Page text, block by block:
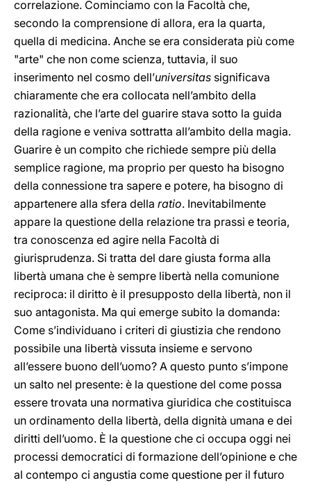
correlazione. Cominciamo con la Facoltà che,
secondo la comprensione di allora, era la quarta,
quella di medicina. Anche se era considerata più come
"arte" che non come scienza, tuttavia, il suo
inserimento nel cosmo dell’universitas significava
chiaramente che era collocata nell’ambito della
razionalità, che l’arte del guarire stava sotto la guida
della ragione e veniva sottratta all’ambito della magia.
Guarire è un compito che richiede sempre più della
semplice ragione, ma proprio per questo ha bisogno
della connessione tra sapere e potere, ha bisogno di
appartenere alla sfera della ratio. Inevitabilmente
appare la questione della relazione tra prassi e teoria,
tra conoscenza ed agire nella Facoltà di
giurisprudenza. Si tratta del dare giusta forma alla
libertà umana che è sempre libertà nella comunione
reciproca: il diritto è il presupposto della libertà, non il
suo antagonista. Ma qui emerge subito la domanda:
Come s’individuano i criteri di giustizia che rendono
possibile una libertà vissuta insieme e servono
all’essere buono dell’uomo? A questo punto s’impone
un salto nel presente: è la questione del come possa
essere trovata una normativa giuridica che costituisca
un ordinamento della libertà, della dignità umana e dei
diritti dell’uomo. È la questione che ci occupa oggi nei
processi democratici di formazione dell’opinione e che
al contempo ci angustia come questione per il futuro